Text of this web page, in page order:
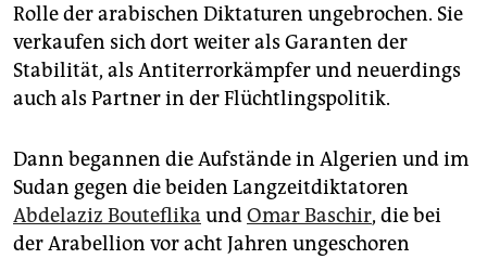
Rolle der arabischen Diktaturen ungebrochen. Sie
verkaufen sich dort weiter als Garanten der
Stabilität, als Antiterrorkämpfer und neuerdings
auch als Partner in der Flüchtlingspolitik.
Dann begannen die Aufstände in Algerien und im
Sudan gegen die beiden Langzeitdiktatoren
Abdelaziz Bouteflika undOmar Baschir, die bei
der Arabellion vor acht Jahren ungeschoren